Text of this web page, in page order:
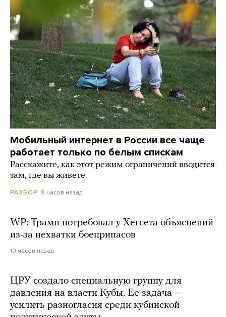
Мобильный интернет в России все чаще
работает только по белым спискам
Расскажите, как этот режим ограничений вводится
там, где вы живете
РАЗБОР 9 часов назад
WP: Трамп потребовал у Хегсета объяснений
из-за нехватки боеприпасов
10 часов назад
ЦРУ создало специальную группу для
давления на власти Кубы. Ее задача —
усилить разногласия среди кубинской